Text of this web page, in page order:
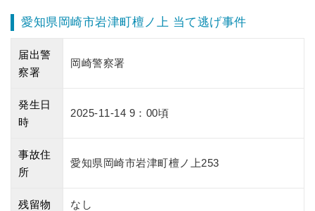
愛知県岡崎市岩津町檀ノ上 当て逃げ事件
届出警
察署
岡崎警察署
発生日
時
2025-11-14 9：00頃
事故住
所
愛知県岡崎市岩津町檀ノ上253
残留物 なし